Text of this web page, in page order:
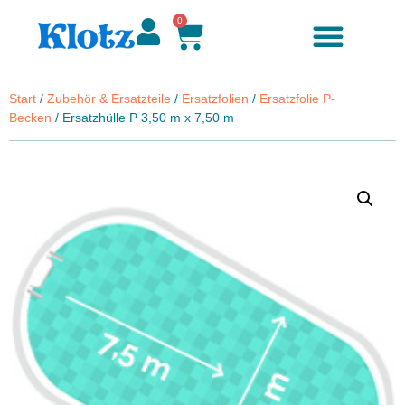
0
Start / Zubehör & Ersatzteile / Ersatzfolien / Ersatzfolie P-
Becken / Ersatzhülle P 3,50 m x 7,50 m